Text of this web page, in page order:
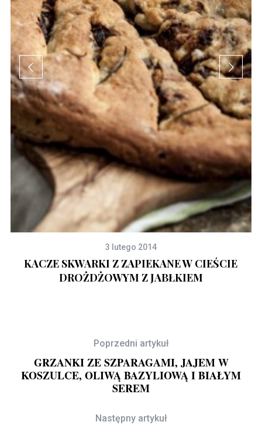
3 lutego 2014
KACZE SKWARKI Z ZAPIEKANE W CIEŚCIE
DROŻDŻOWYM Z JABŁKIEM
Poprzedni artykuł
GRZANKI ZE SZPARAGAMI, JAJEM W
KOSZULCE, OLIWĄ BAZYLIOWĄ I BIAŁYM
SEREM
Następny artykuł